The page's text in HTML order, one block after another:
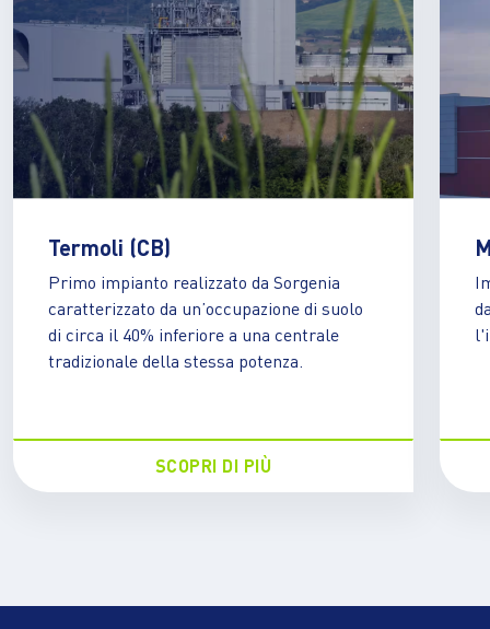
Termoli (CB)
Primo impianto realizzato da Sorgenia
caratterizzato da un’occupazione di suolo
di circa il 40% inferiore a una centrale
tradizionale della stessa potenza.
SCOPRI DI PIÙ